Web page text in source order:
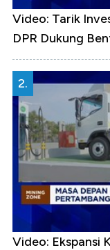
Video: Tarik
DPR Dukung
2.
Video: Ekspansi